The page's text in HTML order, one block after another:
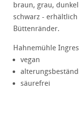
braun, grau,
schwarz -
Büttenränder.
Hahnemühle
vegan
säurefrei